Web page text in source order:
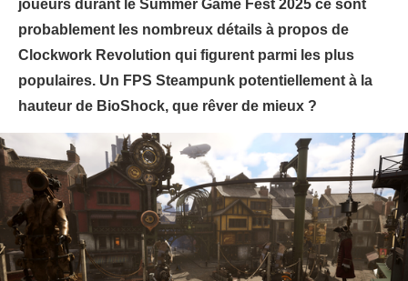
joueurs durant le Summer Game Fest 2025 ce sont
probablement les nombreux détails à propos de
Clockwork Revolution qui figurent parmi les plus
populaires. Un FPS Steampunk potentiellement à la
hauteur de BioShock, que rêver de mieux ?